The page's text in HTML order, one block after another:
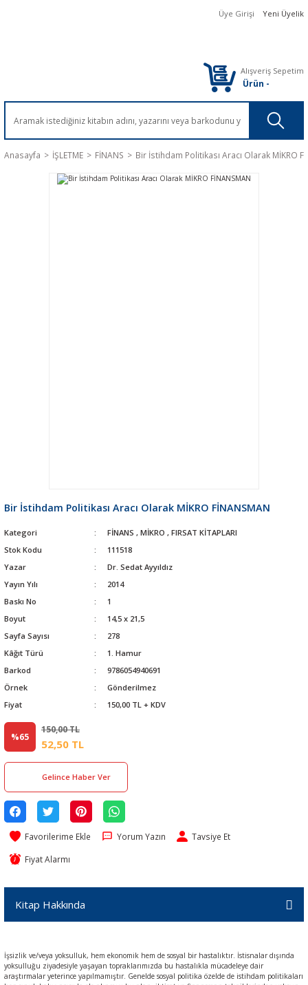
Üye Girişi Yeni Üyelik
Alışveriş Sepetim
Ürün -
Anasayfa İŞLETME FİNANS Bir İstihdam Politikası Aracı Olarak MİKRO
Bir İstihdam Politikası Aracı Olarak MİKRO FİNANSMAN
Kategori FİNANS , MİKRO , FIRSAT KİTAPLARI
Stok Kodu
111518
Yazar
Dr. Sedat Ayyıldız
Yayın Yılı
2014
Baskı No
1
Boyut
14,5 x 21,5
Sayfa Sayısı
278
Kâğıt Türü
1. Hamur
Barkod
9786054940691
Örnek
Gönderilmez
Fiyat
150,00 TL + KDV
%65
150,00 TL
52,50 TL
Gelince Haber Ver
Yorum Yazın Tavsiye Et
Fiyat Alarmı
Kitap Hakkında
İşsizlik ve/veya yoksulluk, hem ekonomik hem de sosyal bir hastalıktır. İstisnalar dışında
yoksulluğu ziyadesiyle yaşayan topraklarımızda bu hastalıkla mücadeleye dair
araştırmalar yeterince yapılmamıştır. Genelde sosyal politika özelde de istihdam politikaları